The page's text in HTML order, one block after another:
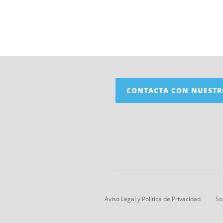
CONTACTA CON
Aviso Legal y Política de Privacidad